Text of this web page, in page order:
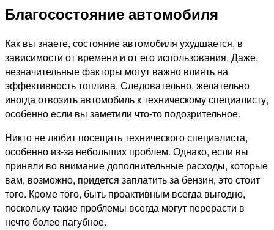
Благосостояние автомобиля
Как вы знаете, состояние автомобиля ухудшается, в
зависимости от времени и от его использования. Даже,
незначительные факторы могут важно влиять на
эффективность топлива. Следовательно, желательно
иногда отвозить автомобиль к техническому специалисту,
особенно если вы заметили что-то подозрительное.
Никто не любит посещать технического специалиста,
особенно из-за небольших проблем. Однако, если вы
приняли во внимание дополнительные расходы, которые
вам, возможно, придется заплатить за бензин, это стоит
того. Кроме того, быть проактивным всегда выгодно,
поскольку такие проблемы всегда могут перерасти в
нечто более пагубное.